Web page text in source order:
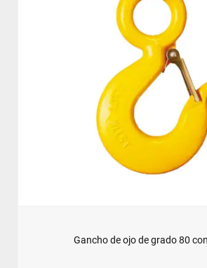
Gancho de ojo de grado 80